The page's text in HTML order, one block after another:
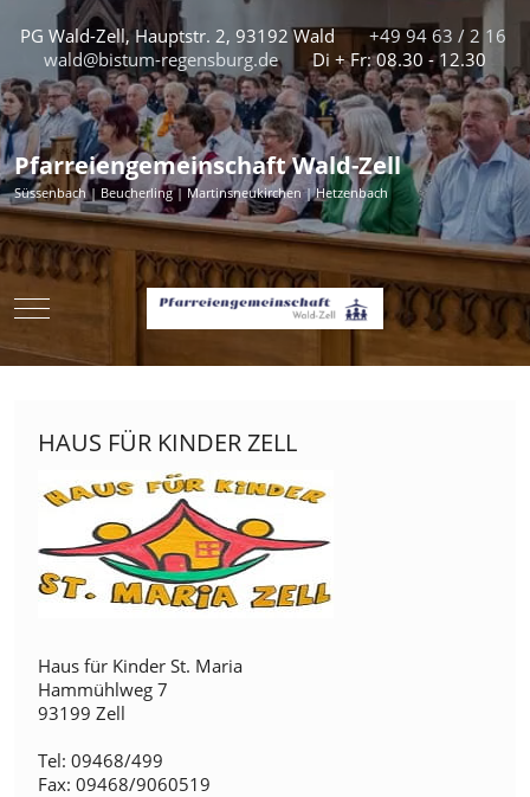
PG Wald-Zell, Hauptstr. 2, 93192 Wald
+49 94 63 / 2 16
wald@bistum-regensburg.de
Di + Fr: 08.30 - 12.30
Pfarreiengemeinschaft Wald-Zell
Süssenbach | Beucherling | Martinsneukirchen | Hetzenbach
Mobile Menu Toggle
HAUS FÜR KINDER ZELL
Haus für Kinder St. Maria
Hammühlweg 7
93199 Zell
Tel: 09468/499
Fax: 09468/9060519